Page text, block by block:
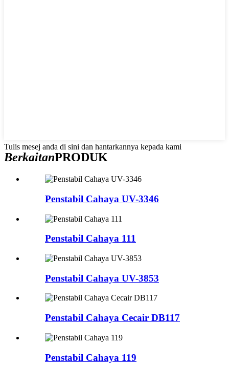
Tulis mesej anda di sini dan hantarkannya kepada kami
BerkaitanPRODUK
Penstabil Cahaya UV-3346
Penstabil Cahaya 111
Penstabil Cahaya UV-3853
Penstabil Cahaya Cecair DB117
Penstabil Cahaya 119